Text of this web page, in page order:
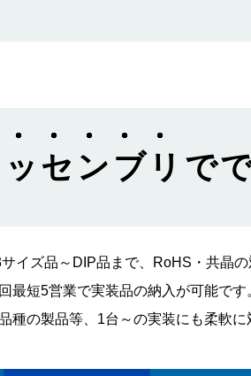
センブリ で
イズ品～DIP品まで、RoHS・共晶
最短5営業で実装品の納入が可能です
種の製品等、1台～の実装にも柔軟